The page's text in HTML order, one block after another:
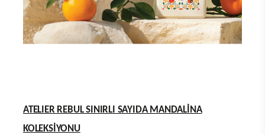
ATELIER REBUL SINIRLI SAYIDA MANDALİNA
KOLEKSİYONU